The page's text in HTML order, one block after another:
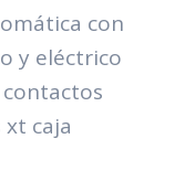
con
y eléctrico
caja